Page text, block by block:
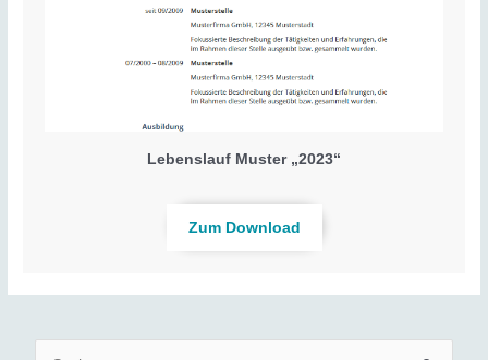
Lebenslauf Muster „2023“
Zum Download